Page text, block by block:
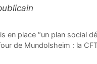
en place “un plan social
de Mundolsheim : la